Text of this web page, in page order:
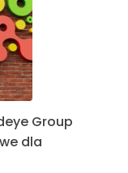
Group
dla